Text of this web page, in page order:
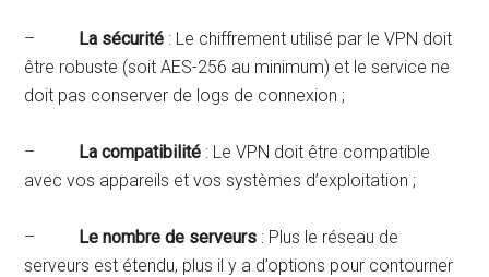
– La sécurité : Le chiffrement utilisé par le VPN doit
être robuste (soit AES-256 au minimum) et le service ne
doit pas conserver de logs de connexion ;
– La compatibilité : Le VPN doit être compatible
avec vos appareils et vos systèmes d’exploitation ;
– Le nombre de serveurs : Plus le réseau de
serveurs est étendu, plus il y a d’options pour contourner